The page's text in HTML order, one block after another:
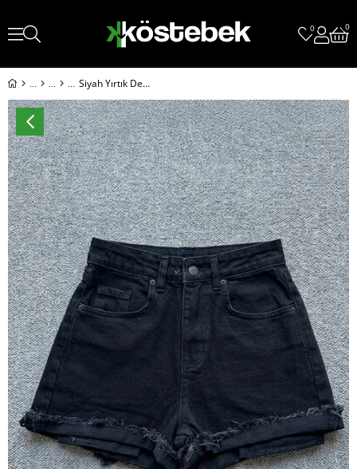
0 0
Siyah Yırtık Detaylı Y2K Kot Şort